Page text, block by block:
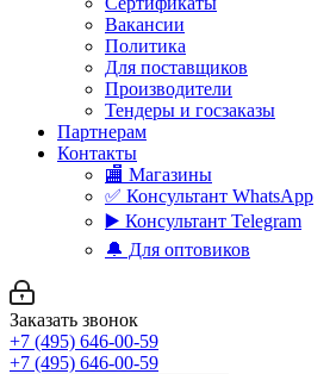
Вакансии
Политика
Для поставщиков
Производители
Тендеры и госзаказы
Партнерам
Контакты
🏬 Магазины
✅️ Консультант WhatsApp
▶️ Консультант Telegram
🔔 Для оптовиков
Заказать звонок
+7 (495) 646-00-59
+7 (495) 646-00-59